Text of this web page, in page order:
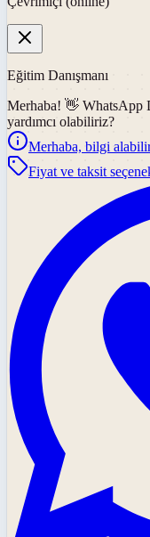
Eğitim Danışmanı
Merhaba! 👋 WhatsApp
yardımcı olabiliriz?
Merhaba, bilgi
Fiyat ve taksit